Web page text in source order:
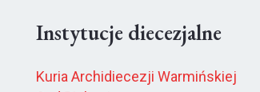
Instytucje diecezjalne
Kuria Archidiecezji Warmińskiej